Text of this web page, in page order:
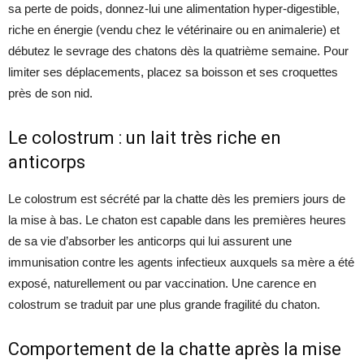
sa perte de poids, donnez-lui une alimentation hyper-digestible,
riche en énergie (vendu chez le vétérinaire ou en animalerie) et
débutez le sevrage des chatons dès la quatrième semaine. Pour
limiter ses déplacements, placez sa boisson et ses croquettes
près de son nid.
Le colostrum : un lait très riche en
anticorps
Le colostrum est sécrété par la chatte dès les premiers jours de
la mise à bas. Le chaton est capable dans les premières heures
de sa vie d’absorber les anticorps qui lui assurent une
immunisation contre les agents infectieux auxquels sa mère a été
exposé, naturellement ou par vaccination. Une carence en
colostrum se traduit par une plus grande fragilité du chaton.
Comportement de la chatte après la mise